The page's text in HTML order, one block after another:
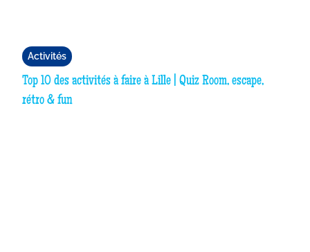
Activités
Top 10 des activités à faire à Lille | Quiz Room, escape,
rétro & fun